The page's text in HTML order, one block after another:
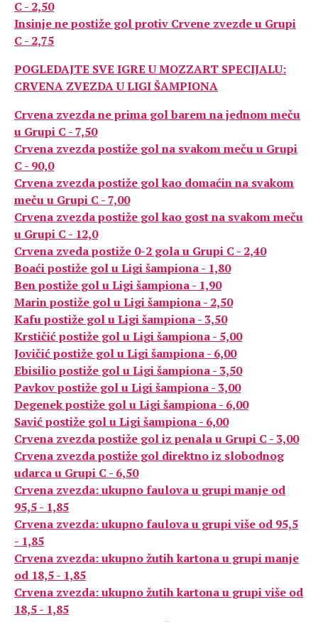
C - 2,50
Insinje ne postiže gol protiv Crvene zvezde u Grupi
C - 2,75
POGLEDAJTE SVE IGRE U MOZZART SPECIJALU:
CRVENA ZVEZDA U LIGI ŠAMPIONA
Crvena zvezda ne prima gol barem na jednom meču
u Grupi C - 7,50
Crvena zvezda postiže gol na svakom meču u Grupi
C - 90,0
Crvena zvezda postiže gol kao domaćin na svakom
meču u Grupi C - 7,00
Crvena zvezda postiže gol kao gost na svakom meču
u Grupi C - 12,0
Crvena zveda postiže 0-2 gola u Grupi C - 2,40
Boaći postiže gol u Ligi šampiona - 1,80
Ben postiže gol u Ligi šampiona - 1,90
Marin postiže gol u Ligi šampiona - 2,50
Kafu postiže gol u Ligi šampiona - 3,50
Krstičić postiže gol u Ligi šampiona - 5,00
Jovičić postiže gol u Ligi šampiona - 6,00
Ebisilio postiže gol u Ligi šampiona - 3,50
Pavkov postiže gol u Ligi šampiona - 3,00
Degenek postiže gol u Ligi šampiona - 6,00
Savić postiže gol u Ligi šampiona - 6,00
Crvena zvezda postiže gol iz penala u Grupi C - 3,00
Crvena zvezda postiže gol direktno iz slobodnog
udarca u Grupi C - 6,50
Crvena zvezda: ukupno faulova u grupi manje od
95,5 - 1,85
Crvena zvezda: ukupno faulova u grupi više od 95,5
- 1,85
Crvena zvezda: ukupno žutih kartona u grupi manje
od 18,5 - 1,85
Crvena zvezda: ukupno žutih kartona u grupi više od
18,5 - 1,85